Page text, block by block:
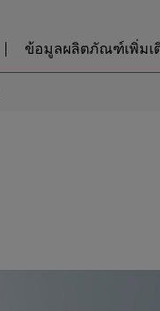
ข้อมูลผลิตภัณฑ์เพิ่มเ